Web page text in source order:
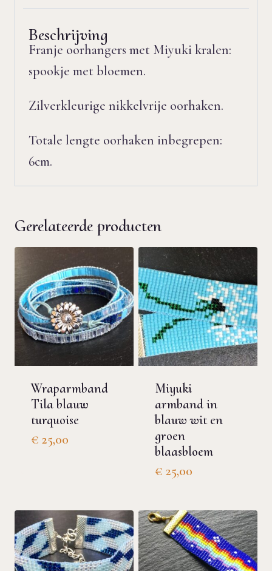
Beschrijving
Franje oorhangers met Miyuki kralen:
spookje met bloemen.
Zilverkleurige nikkelvrije oorhaken.
Totale lengte oorhaken inbegrepen:
6cm.
Gerelateerde producten
Wraparmband
Tila blauw
turquoise
€ 25,00
Miyuki
armband in
blauw wit en
groen
blaasbloem
€ 25,00